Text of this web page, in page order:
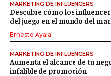
MARKETING DE INFLUENCERS
Descubre cómo los
del juego en el mundo del
Ernesto Ayala
MARKETING DE INFLUENCERS
Aumenta el alcance de tu
infalible de promoción